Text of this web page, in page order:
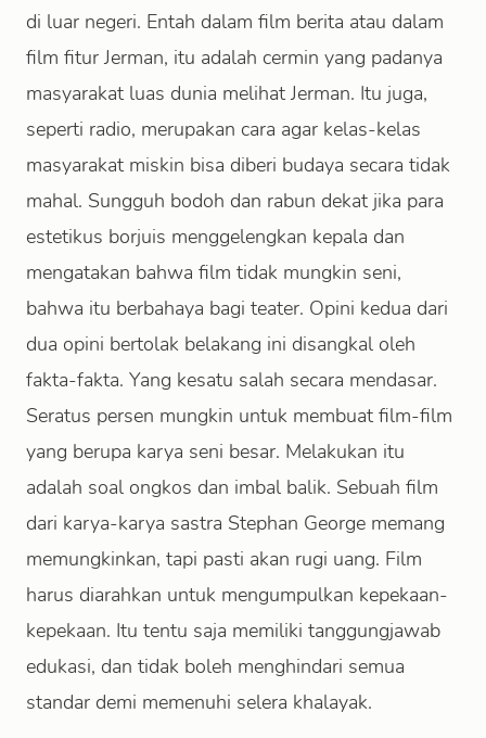
di luar negeri. Entah dalam film berita atau dalam
film fitur Jerman, itu adalah cermin yang padanya
masyarakat luas dunia melihat Jerman. Itu juga,
seperti radio, merupakan cara agar kelas-kelas
masyarakat miskin bisa diberi budaya secara tidak
mahal. Sungguh bodoh dan rabun dekat jika para
estetikus borjuis menggelengkan kepala dan
mengatakan bahwa film tidak mungkin seni,
bahwa itu berbahaya bagi teater. Opini kedua dari
dua opini bertolak belakang ini disangkal oleh
fakta-fakta. Yang kesatu salah secara mendasar.
Seratus persen mungkin untuk membuat film-film
yang berupa karya seni besar. Melakukan itu
adalah soal ongkos dan imbal balik. Sebuah film
dari karya-karya sastra Stephan George memang
memungkinkan, tapi pasti akan rugi uang. Film
harus diarahkan untuk mengumpulkan kepekaan-
kepekaan. Itu tentu saja memiliki tanggungjawab
edukasi, dan tidak boleh menghindari semua
standar demi memenuhi selera khalayak.